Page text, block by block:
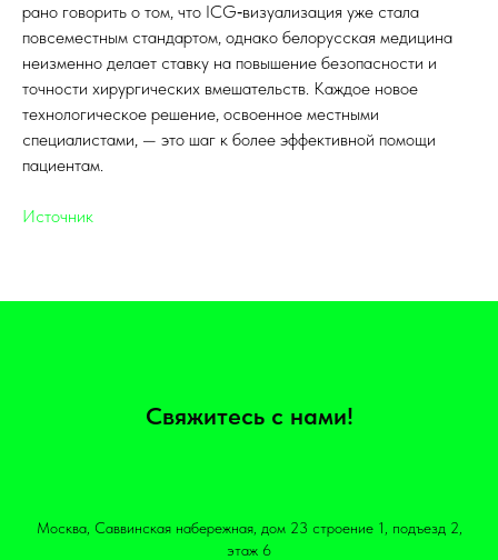
рано говорить о том, что ICG‑визуализация уже стала
повсеместным стандартом, однако белорусская медицина
неизменно делает ставку на повышение безопасности и
точности хирургических вмешательств. Каждое новое
технологическое решение, освоенное местными
специалистами, — это шаг к более эффективной помощи
пациентам.
Источник
Свяжитесь с нами!
Москва, Саввинская набережная, дом 23 строение 1, подъезд 2,
этаж 6